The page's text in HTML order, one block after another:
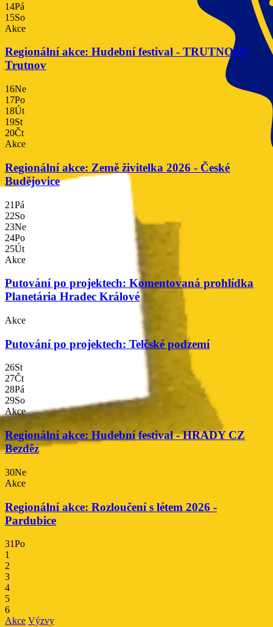
14Pá
15So
Akce
Regionální akce: Hudební festival - TRUTNOFF
Trutnov
16Ne
17Po
18Út
19St
20Čt
Akce
Regionální akce: Země živitelka 2026 - České
Budějovice
21Pá
22So
23Ne
24Po
25Út
Akce
Putování po projektech: Komentovaná prohlídka
Planetária Hradec Králové
Akce
Putování po projektech: Telčské podzemí
26St
27Čt
28Pá
29So
Akce
Regionální akce: Hudební festival - HRADY CZ
Bezděz
30Ne
Akce
Regionální akce: Rozloučení s létem 2026 -
Pardubice
31Po
1
2
3
4
5
6
Akce Výzvy